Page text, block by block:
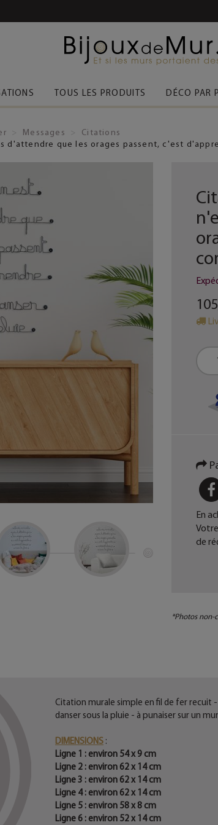
D’ACHAT
TOUS LES PRODUITS DÉCO PAR
Messages
Citations
d'attendre que les orages passent, c'est
En
de
*Photos non-
Citation murale simple en fil de fer recuit
danser sous la pluie - à punaiser sur un
DIMENSIONS:
Ligne 1 : environ 54 x 9 cm
Ligne 2 : environ 62 x 14 cm
Ligne 3 : environ 62 x 14 cm
Ligne 4 : environ 62 x 14 cm
Ligne 5 : environ 58 x 8 cm
Ligne 6 : environ 52 x 14 cm